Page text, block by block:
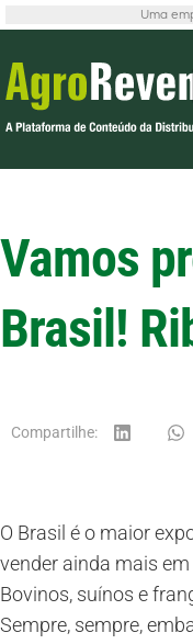
Uma
Vamos
Brasil!
Compartilhe:
O Brasil é o maior
vender ainda mais em
Bovinos, suínos e
Sempre, sempre,